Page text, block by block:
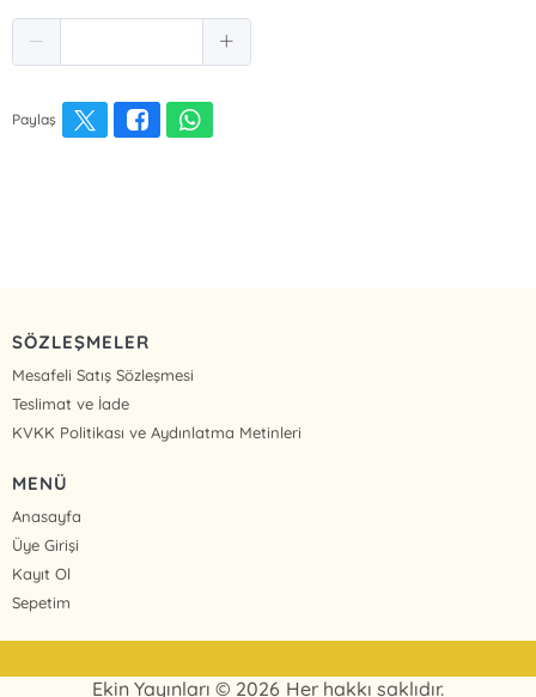
Paylaş
SÖZLEŞMELER
Mesafeli Satış Sözleşmesi
Teslimat ve İade
KVKK Politikası ve Aydınlatma Metinleri
MENÜ
Anasayfa
Üye Girişi
Kayıt Ol
Sepetim
Ekin Yayınları © 2026 Her hakkı saklıdır.